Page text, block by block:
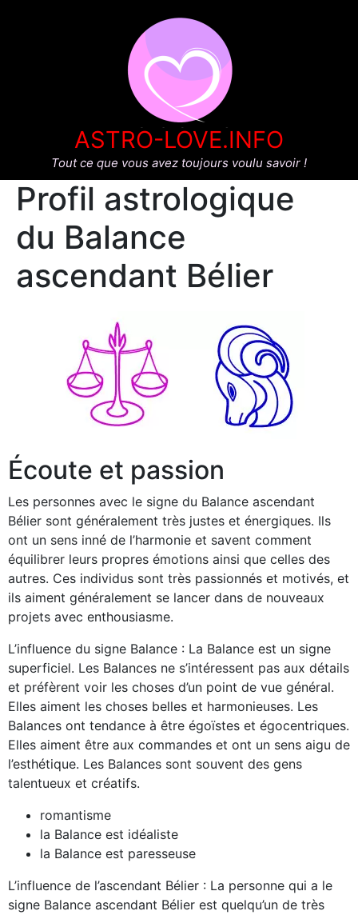
ASTRO-LOVE.INFO
Tout ce que vous avez toujours voulu savoir !
Profil astrologique
du Balance
ascendant Bélier
Écoute et passion
Les personnes avec le signe du Balance ascendant
Bélier sont généralement très justes et énergiques. Ils
ont un sens inné de l’harmonie et savent comment
équilibrer leurs propres émotions ainsi que celles des
autres. Ces individus sont très passionnés et motivés, et
ils aiment généralement se lancer dans de nouveaux
projets avec enthousiasme.
L’influence du signe Balance : La Balance est un signe
superficiel. Les Balances ne s’intéressent pas aux détails
et préfèrent voir les choses d’un point de vue général.
Elles aiment les choses belles et harmonieuses. Les
Balances ont tendance à être égoïstes et égocentriques.
Elles aiment être aux commandes et ont un sens aigu de
l’esthétique. Les Balances sont souvent des gens
talentueux et créatifs.
romantisme
la Balance est idéaliste
la Balance est paresseuse
L’influence de l’ascendant Bélier : La personne qui a le
signe Balance ascendant Bélier est quelqu’un de très